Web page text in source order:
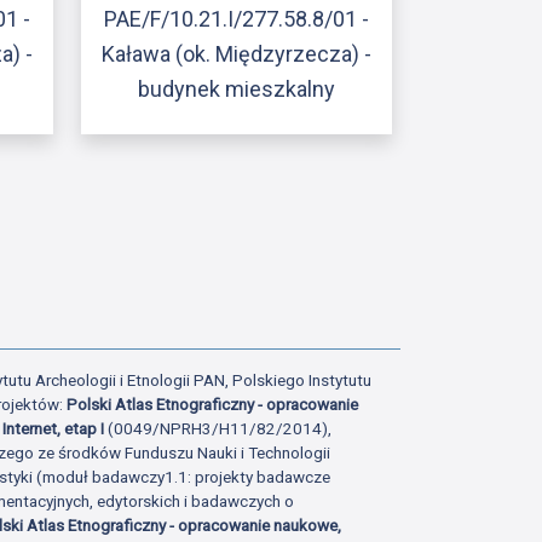
-
-
PAE/F/10.21.I/277.58.8/01 -
Kaława (ok. Międzyrzecza) -
budynek mieszkalny
Archeologii i Etnologii PAN, Polskiego Instytutu
Polski Atlas Etnograficzny - opracowanie
etap I(0049/NPRH3/H11/82/2014),
ze środków Funduszu Nauki i Technologii
(moduł badawczy1.1: projekty badawcze
edytorskich i badawczych o
Atlas Etnograficzny - opracowanie naukowe,